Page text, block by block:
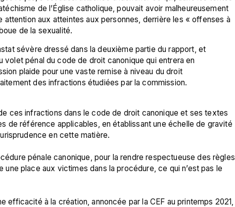
de l’Église catholique, pouvait avoir malheureusement
attention aux atteintes aux personnes, derrière les « offenses à
sévère dressé dans la deuxième partie du rapport, et
pénal du code de droit canonique qui entrera en
plaide pour une vaste remise à niveau du droit
des infractions étudiées par la commission.
ces infractions dans le code de droit canonique et ses textes
de référence applicables, en établissant une échelle de gravité
en cette matière.
pénale canonique, pour la rendre respectueuse des règles
place aux victimes dans la procédure, ce qui n’est pas le
efficacité à la création, annoncée par la CEF au printemps 2021,